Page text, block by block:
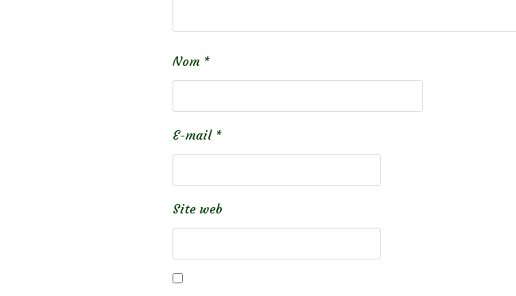
Nom *
E-mail *
Site web